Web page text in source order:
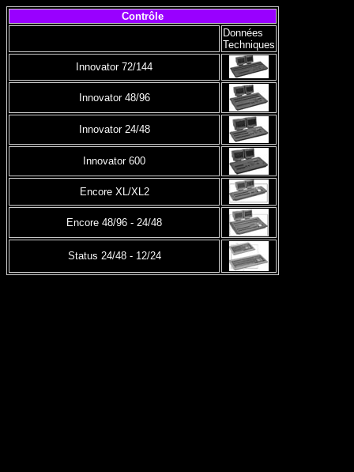
Contrôle
Données
Techniques
Innovator 72/144
Innovator 48/96
Innovator 24/48
Innovator 600
Encore XL/XL2
Encore 48/96 - 24/48
Status 24/48 - 12/24